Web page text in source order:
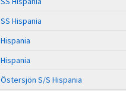
SS Hispania
Hispania
Hispania
Östersjön S/S Hispania